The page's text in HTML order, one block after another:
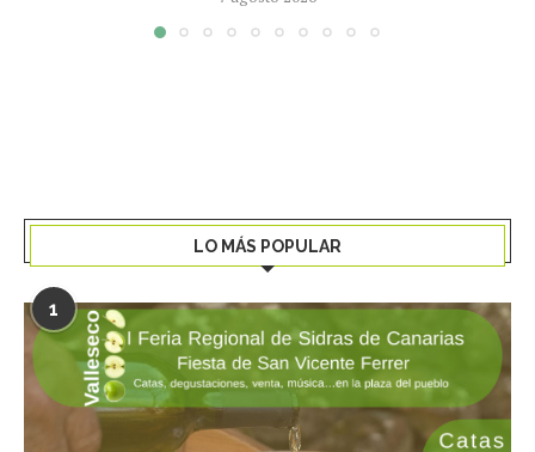
LO MÁS POPULAR
1